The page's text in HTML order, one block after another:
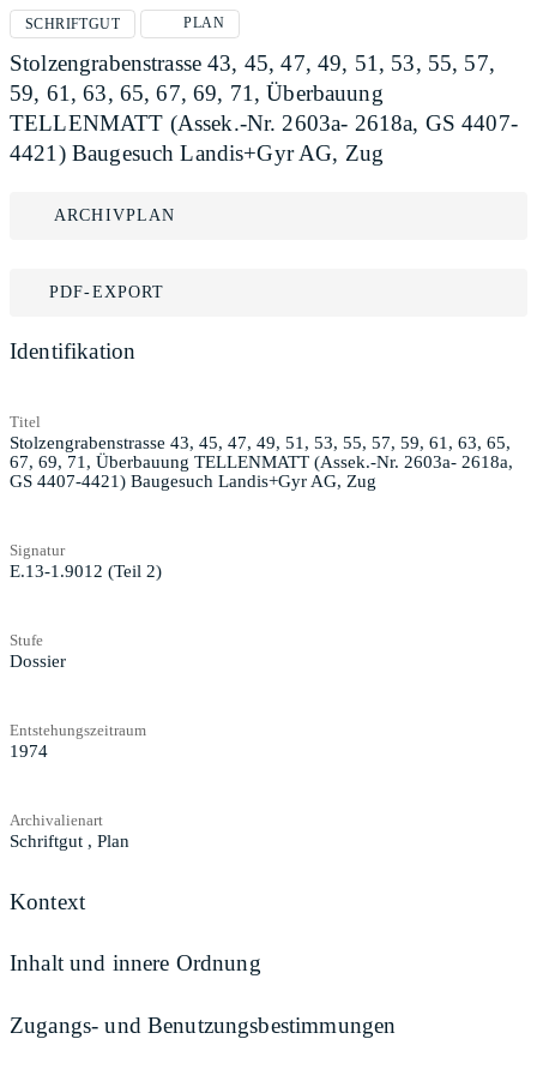
SCHRIFTGUT PLAN
Stolzengrabenstrasse 43, 45, 47, 49, 51, 53, 55, 57,
59, 61, 63, 65, 67, 69, 71, Überbauung
TELLENMATT (Assek.-Nr. 2603a- 2618a, GS 4407-
4421) Baugesuch Landis+Gyr AG, Zug
ARCHIVPLAN
PDF-EXPORT
Identifikation
Titel
Stolzengrabenstrasse 43, 45, 47, 49, 51, 53, 55, 57, 59, 61, 63, 65,
67, 69, 71, Überbauung TELLENMATT (Assek.-Nr. 2603a- 2618a,
GS 4407-4421) Baugesuch Landis+Gyr AG, Zug
Signatur
E.13-1.9012 (Teil 2)
Stufe
Dossier
Entstehungszeitraum
1974
Archivalienart
Schriftgut , Plan
Kontext
Inhalt und innere Ordnung
Zugangs- und Benutzungsbestimmungen